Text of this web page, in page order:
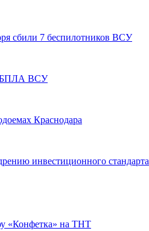
сбили 7 беспилотников ВСУ
БПЛА ВСУ
Краснодара
инвестиционного стандарта
«Конфетка» на ТНТ